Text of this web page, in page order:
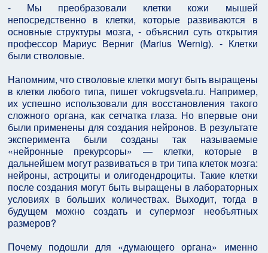
- Мы преобразовали клетки кожи мышей
непосредственно в клетки, которые развиваются в
основные структуры мозга, - объяснил суть открытия
профессор Мариус Верниг (Marius Wernig). - Клетки
были стволовые.
Напомним, что стволовые клетки могут быть выращены
в клетки любого типа, пишет vokrugsveta.ru. Например,
их успешно использовали для восстановления такого
сложного органа, как сетчатка глаза. Но впервые они
были применены для создания нейронов. В результате
эксперимента были созданы так называемые
«нейронные прекурсоры» — клетки, которые в
дальнейшем могут развиваться в три типа клеток мозга:
нейроны, астроциты и олигодендроциты. Такие клетки
после создания могут быть выращены в лабораторных
условиях в больших количествах. Выходит, тогда в
будущем можно создать и супермозг необъятных
размеров?
Почему подошли для «думающего органа» именно